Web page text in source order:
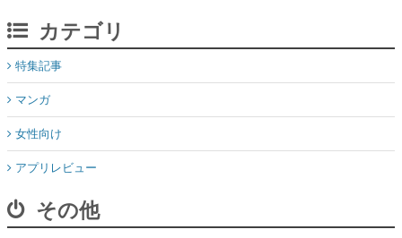
カテゴリ
特集記事
マンガ
女性向け
アプリレビュー
その他